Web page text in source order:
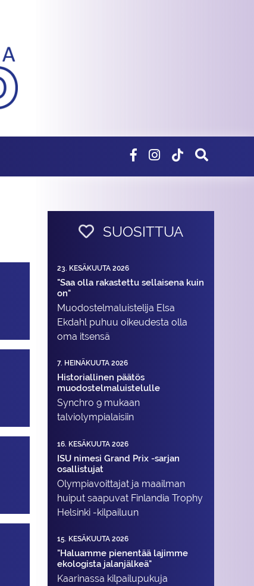
SUOSITTUA
23. KESÄKUUTA 2026
"Saa olla rakastettu sellaisena kuin
on"
Muodostelma­luistelija Elsa
Ekdahl puhuu oikeudesta olla
oma itsensä
7. HEINÄKUUTA 2026
Historiallinen päätös
muodostelmaluistelulle
Synchro 9 mukaan
talviolympialaisiin
16. KESÄKUUTA 2026
ISU nimesi Grand Prix -sarjan
osallistujat
Olympiavoittajat ja maailman
huiput saapuvat Finlandia Trophy
Helsinki -kilpailuun
15. KESÄKUUTA 2026
"Haluamme pienentää lajimme
ekologista jalanjälkeä"
Kaarinassa kilpailupukuja